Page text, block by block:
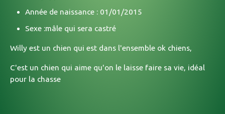
Année de naissance : 01/01/2015
Sexe :mâle qui sera castré
Willy est un chien qui est dans l'ensemble ok chiens,
C'est un chien qui aime qu'on le laisse faire sa vie, idéal
pour la chasse